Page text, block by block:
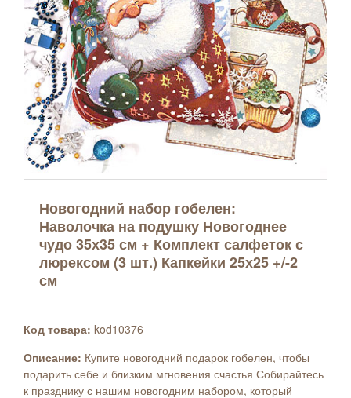
Новогодний набор гобелен:
Наволочка на подушку Новогоднее
чудо 35х35 см + Комплект салфеток с
люрексом (3 шт.) Капкейки 25х25 +/-2
см
Код товара: kod10376
Описание: Купите новогодний подарок гобелен, чтобы
подарить себе и близким мгновения счастья Собирайтесь
к празднику с нашим новогодним набором, который